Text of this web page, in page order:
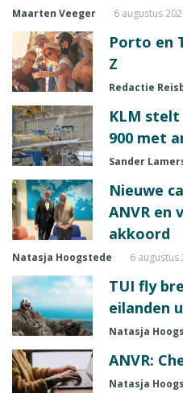
Maarten Veeger 6 augustus
Porto en
Z
Redactie
KLM stelt
900 met
Sander
Nieuwe
ANVR en
akkoord
Natasja Hoogstede 6 augustus
TUI fly
eilanden
Natasja
ANVR:
Natasja